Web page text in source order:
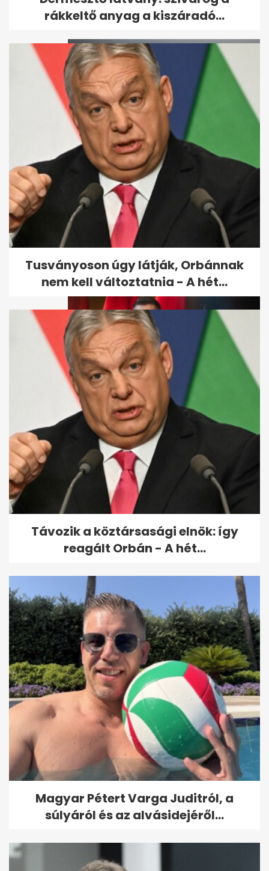
Guardiola sokkolta, Mancini...
Magyar Péter bejelentette:
Vége az önkéntes...
Magyar Péter bizonyítékot
vett elő: Orbánék évek óta
tudtak...
rákkeltő anyag a kiszáradó...
Tusványoson úgy látják, Orbánnak
nem kell változtatnia - A hét...
Távozik a köztársasági elnök: így
reagált Orbán - A hét...
Magyar Pétert Varga Juditról, a
súlyáról és az alvásidejéről...